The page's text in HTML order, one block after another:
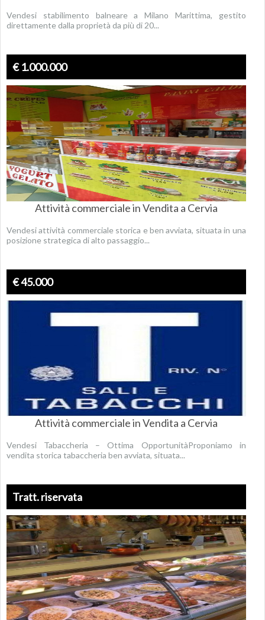
Vendesi stabilimento balneare a Milano Marittima, gestito
direttamente dalla proprietà da più di 20...
€ 1.000.000
Attività commerciale in Vendita a Cervia
Vendesi attività commerciale storica e ben avviata, situata in una
posizione strategica di alto passaggio...
€ 45.000
Attività commerciale in Vendita a Cervia
Vendesi Tabaccheria – Ottima OpportunitàProponiamo in
vendita storica tabaccheria ben avviata, situata...
Tratt. riservata